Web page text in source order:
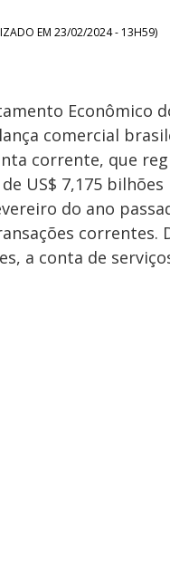
EM 23/02/2024 - 13H59)
Econômico
comercial
corrente, que
US$ 7,175
do ano
a conta de